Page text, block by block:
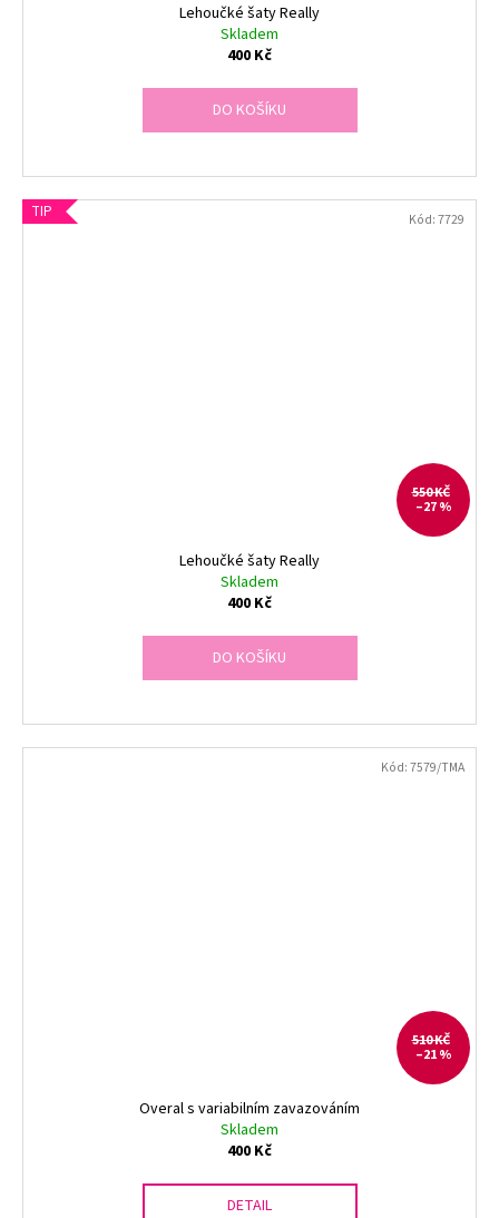
Lehoučké šaty Really
Skladem
400 Kč
DO KOŠÍKU
TIP
550 KČ
–27 %
Lehoučké šaty Really
Skladem
400 Kč
DO KOŠÍKU
Kód:7729
510 KČ
–21 %
Overal s variabilním zavazováním
Skladem
400 Kč
DETAIL
Kód:7579/TMA